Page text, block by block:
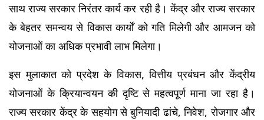
साथ राज्य सरकार निरंतर कार्य कर रही है। केंद्र और राज्य सरकार
के बेहतर समन्वय से विकास कार्यों को गति मिलेगी और आमजन को
योजनाओं का अधिक प्रभावी लाभ मिलेगा।
इस मुलाकात को प्रदेश के विकास, वित्तीय प्रबंधन और केंद्रीय
योजनाओं के क्रियान्वयन की दृष्टि से महत्वपूर्ण माना जा रहा है।
राज्य सरकार केंद्र के सहयोग से बुनियादी ढांचे, निवेश, रोजगार और